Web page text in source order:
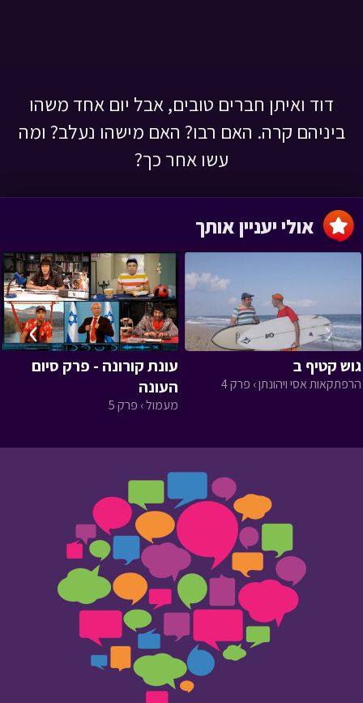
דוד ואיתן חברים טובים, אבל יום אחד משהו
ביניהם קרה. האם רבו? האם מישהו נעלב? ומה
עשו אחר כך?
גוש קטיף ב
הרפתקאות אסי ויהונתן › פרק 4
עונת קורונה - פרק סיום
העונה
מעמול › פרק 5
‹
›